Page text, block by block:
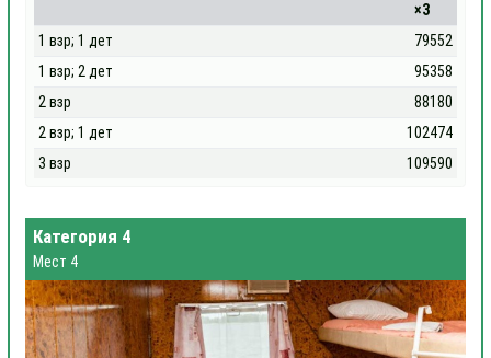
×3
1 взр; 1 дет
79552
1 взр; 2 дет
95358
2 взр
88180
2 взр; 1 дет
102474
3 взр
109590
Категория 4
Мест 4